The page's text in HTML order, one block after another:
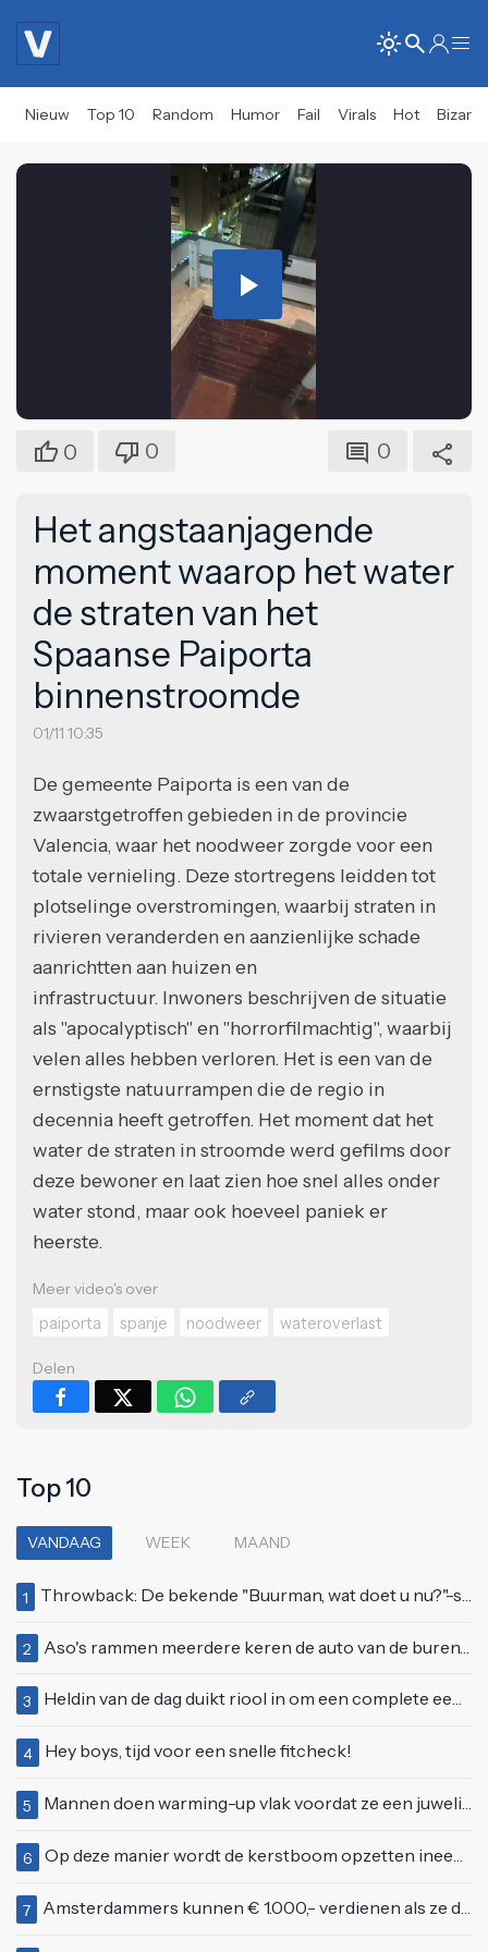
Nieuw Top 10 Random Humor Fail Virals Hot Bizar
Play
Video
0 0 0
Het angstaanjagende
moment waarop het water
de straten van het
Spaanse Paiporta
binnenstroomde
01/11 10:35
De gemeente Paiporta is een van de
zwaarstgetroffen gebieden in de provincie
Valencia, waar het noodweer zorgde voor een
totale vernieling. Deze stortregens leidden tot
plotselinge overstromingen, waarbij straten in
rivieren veranderden en aanzienlijke schade
aanrichtten aan huizen en
infrastructuur. Inwoners beschrijven de situatie
als "apocalyptisch" en "horrorfilmachtig", waarbij
velen alles hebben verloren. Het is een van de
ernstigste natuurrampen die de regio in
decennia heeft getroffen. Het moment dat het
water de straten in stroomde werd gefilms door
deze bewoner en laat zien hoe snel alles onder
water stond, maar ook hoeveel paniek er
heerste.
Meer video's over
paiporta
spanje noodweer wateroverlast
Delen
Top 10
VANDAAG WEEK MAAND
1 Throwback: De bekende "Buurman, wat doet u nu?"-scène uit Flodder met Tatjana Šimić
2 Aso's rammen meerdere keren de auto van de buren, maar doen alsof er niets gebeurd is
3 Heldin van de dag duikt riool in om een complete eendenfamilie te redden
4 Hey boys, tijd voor een snelle fitcheck!
5 Mannen doen warming-up vlak voordat ze een juwelierszaak in Rhenen overvallen
6 Op deze manier wordt de kerstboom opzetten ineens een stuk leuker
7 Amsterdammers kunnen € 1.000,- verdienen als ze deze simpele vragen goed beantwoorden